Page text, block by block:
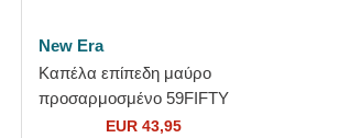
New Era
Καπέλα επίπεδη μαύρο
προσαρμοσμένο 59FIFTY
Heart Icon από Atlanta
EUR 43,95